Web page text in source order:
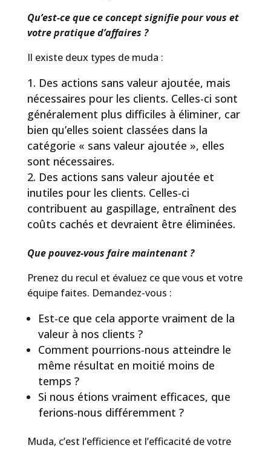
Qu’est-ce que ce concept signifie pour vous et
votre pratique d’affaires ?
Il existe deux types de muda :
Des actions sans valeur ajoutée, mais
nécessaires pour les clients. Celles-ci sont
généralement plus difficiles à éliminer, car
bien qu’elles soient classées dans la
catégorie « sans valeur ajoutée », elles
sont nécessaires.
Des actions sans valeur ajoutée et
inutiles pour les clients. Celles-ci
contribuent au gaspillage, entraînent des
coûts cachés et devraient être éliminées.
Que pouvez-vous faire maintenant ?
Prenez du recul et évaluez ce que vous et votre
équipe faites. Demandez-vous :
Est-ce que cela apporte vraiment de la
valeur à nos clients ?
Comment pourrions-nous atteindre le
même résultat en moitié moins de
temps ?
Si nous étions vraiment efficaces, que
ferions-nous différemment ?
Muda, c’est l’efficience et l’efficacité de votre